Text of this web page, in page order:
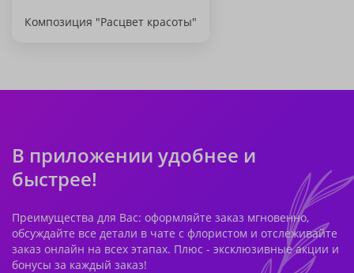
Композиция "Расцвет красоты"
В приложении удобнее и
быстрее!
Преимущества для Вас: оформляйте заказ мгновенно,
обсуждайте все детали в чате с флористом и отслеживайте
заказ онлайн на всех этапах. Плюс - эксклюзивные акции и
бонусы за каждый заказ!